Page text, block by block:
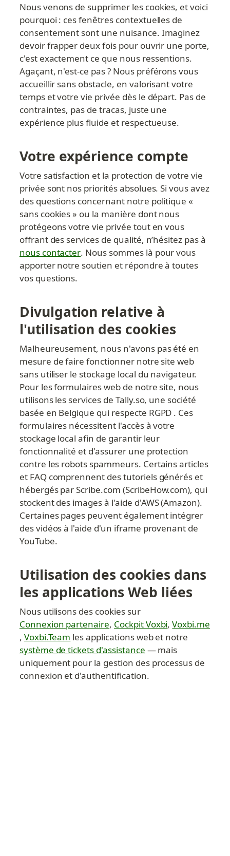
Nous venons de supprimer les cookies, et voici
pourquoi : ces fenêtres contextuelles de
consentement sont une nuisance. Imaginez
devoir frapper deux fois pour ouvrir une porte,
c'est exactement ce que nous ressentions.
Agaçant, n'est-ce pas ? Nous préférons vous
accueillir sans obstacle, en valorisant votre
temps et votre vie privée dès le départ. Pas de
contraintes, pas de tracas, juste une
expérience plus fluide et respectueuse.
Votre expérience compte
Votre satisfaction et la protection de votre vie
privée sont nos priorités absolues. Si vous avez
des questions concernant notre politique «
sans cookies » ou la manière dont nous
protégeons votre vie privée tout en vous
offrant des services de qualité, n’hésitez pas à
nous contacter. Nous sommes là pour vous
apporter notre soutien et répondre à toutes
vos questions.
Divulgation relative à
l'utilisation des cookies
Malheureusement, nous n'avons pas été en
mesure de faire fonctionner notre site web
sans utiliser le stockage local du navigateur.
Pour les formulaires web de notre site, nous
utilisons les services de Tally.so, une société
basée en Belgique qui respecte RGPD . Ces
formulaires nécessitent l'accès à votre
stockage local afin de garantir leur
fonctionnalité et d'assurer une protection
contre les robots spammeurs. Certains articles
et FAQ comprennent des tutoriels générés et
hébergés par Scribe.com (ScribeHow.com), qui
stockent des images à l'aide d'AWS (Amazon).
Certaines pages peuvent également intégrer
des vidéos à l'aide d'un iframe provenant de
YouTube.
Utilisation des cookies dans
les applications Web liées
Nous utilisons des cookies sur
Connexion partenaire, Cockpit Voxbi, Voxbi.me
, Voxbi.Team les applications web et notre
système de tickets d'assistance — mais
uniquement pour la gestion des processus de
connexion et d'authentification.